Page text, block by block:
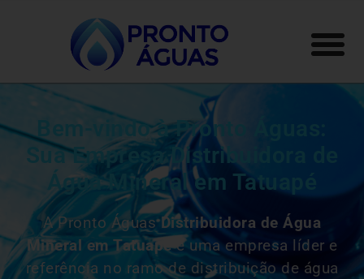
Bem-vindo à Pronto Águas:
Sua Empresa Distribuidora de
Água Mineral em Tatuapé
A Pronto ÁguasDistribuidora de Água
Mineral em Tatuapéé uma empresa líder e
referência no ramo de distribuição de água